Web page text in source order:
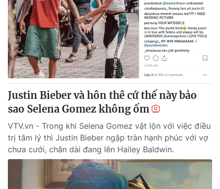
Justin Bieber và hôn thê cứ thế này bảo
sao Selena Gomez không ốm
VTV.vn - Trong khi Selena Gomez vật lộn với việc điều
trị tâm lý thì Justin Bieber ngập tràn hạnh phúc với vợ
chưa cưới, chân dài đang lên Hailey Baldwin.